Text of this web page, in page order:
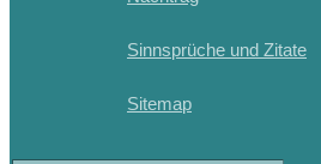
Sinnsprüche und Zitate
Sitemap